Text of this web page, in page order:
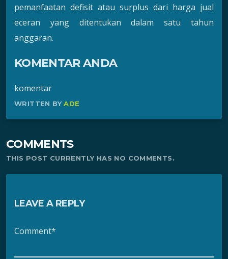
pemanfaatan defisit atau surplus dari harga jual
eceran yang ditentukan dalam satu tahun
anggaran.
KOMENTAR ANDA
komentar
WRITTEN BYADE
COMMENTS
THIS POST CURRENTLY HAS NO COMMENTS.
LEAVE A REPLY
Comment*